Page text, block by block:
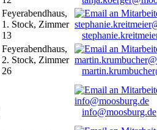
Feyerabendhaus,
1. Stock, Zimmer
13
Feyerabendhaus,
2. Stock, Zimmer
26
info@moosburg.de